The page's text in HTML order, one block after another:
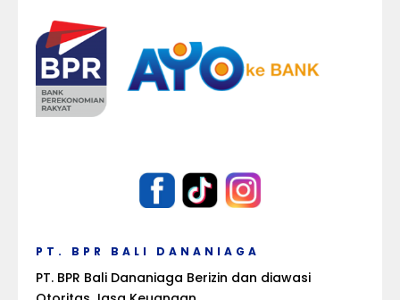
PT. BPR BALI DANANIAGA
PT. BPR Bali Dananiaga Berizin dan diawasi